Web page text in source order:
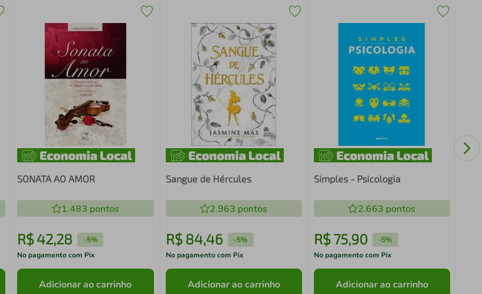
SONATA AO AMOR
1.483 pontos
R$42,28 -5%
No pagamento com Pix
Adicionar ao carrinho
Sangue de Hércules
2.963 pontos
R$ 84,46 -5%
No pagamento com Pix
Adicionar ao carrinho
Simples - Psicologia
2.663 pontos
R$ 75,90 -5%
No pagamento com Pix
Adicionar ao carrinho